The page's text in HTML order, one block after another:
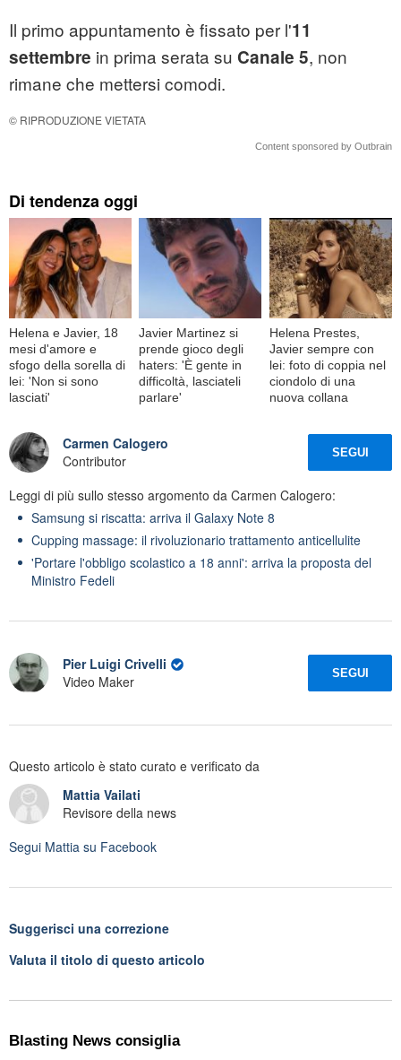
Il primo appuntamento è fissato per l'11
settembre in prima serata su Canale 5, non
rimane che mettersi comodi.
© RIPRODUZIONE VIETATA
Content sponsored by Outbrain
Di tendenza oggi
Helena e Javier, 18
mesi d'amore e
sfogo della sorella di
lei: 'Non si sono
lasciati'
Javier Martinez si
prende gioco degli
haters: 'È gente in
difficoltà, lasciateli
parlare'
Helena Prestes,
Javier sempre con
lei: foto di coppia nel
ciondolo di una
nuova collana
Carmen Calogero
Contributor
SEGUI
Leggi di più sullo stesso argomento da Carmen Calogero:
Samsung si riscatta: arriva il Galaxy Note 8
Cupping massage: il rivoluzionario trattamento anticellulite
'Portare l'obbligo scolastico a 18 anni': arriva la proposta del
Ministro Fedeli
Pier Luigi Crivelli
Video Maker
SEGUI
Questo articolo è stato curato e verificato da
Mattia Vailati
Revisore della news
Segui Mattia su Facebook
Suggerisci una correzione
Valuta il titolo di questo articolo
Blasting News consiglia